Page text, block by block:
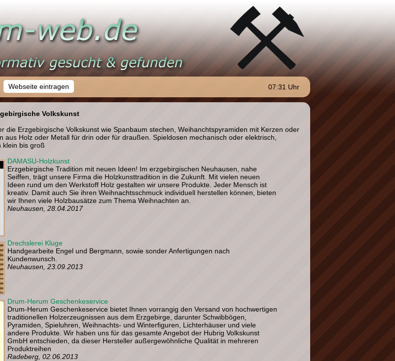
Webseite eintragen 07:31 Uhr
Volkskunst
die Erzgebirgische Volkskunst wie Spanbaum stechen, Weihanchtspyramiden mit Kerzen oder
aus Holz oder Metall für drin oder für draußen. Spieldosen mechanisch oder elektrisch,
klein bis groß
DAMASU-Holzkunst
Erzgebirgische Tradition mit neuen Ideen! Im erzgebirgischen Neuhausen, nahe
Seiffen, trägt unsere Firma die Holzkunsttradition in die Zukunft. Mit vielen neuen
Ideen rund um den Werkstoff Holz gestalten wir unsere Produkte. Jeder Mensch ist
kreativ. Damit auch Sie ihren Weihnachtsschmuck individuell herstellen können, bieten
wir Ihnen viele Holzbausätze zum Thema Weihnachten an.
Neuhausen, 28.04.2017
Drechslerei Kluge
Handgearbeite Engel und Bergmann, sowie sonder Anfertigungen nach
Kundenwunsch.
Neuhausen, 23.09.2013
Drum-Herum Geschenkeservice
Drum-Herum Geschenkeservice bietet Ihnen vorrangig den Versand von hochwertigen
traditionellen Holzerzeugnissen aus dem Erzgebirge, darunter Schwibbögen,
Pyramiden, Spieluhren, Weihnachts- und Winterfiguren, Lichterhäuser und viele
andere Produkte. Wir haben uns für das gesamte Angebot der Hubrig Volkskunst
GmbH entschieden, da dieser Hersteller außergewöhnliche Qualität in mehreren
Produktreihen
Radeberg, 02.06.2013